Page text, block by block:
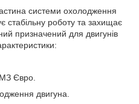
системи охолодження
стабільну роботу та захищає
призначений для двигунів
Євро.
двигуна.